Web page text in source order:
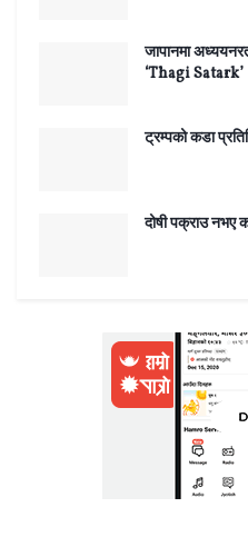
जापानमा
‘Thagi Satark’
ट्रम्पको कडा
दोषी पक्राउ नभए